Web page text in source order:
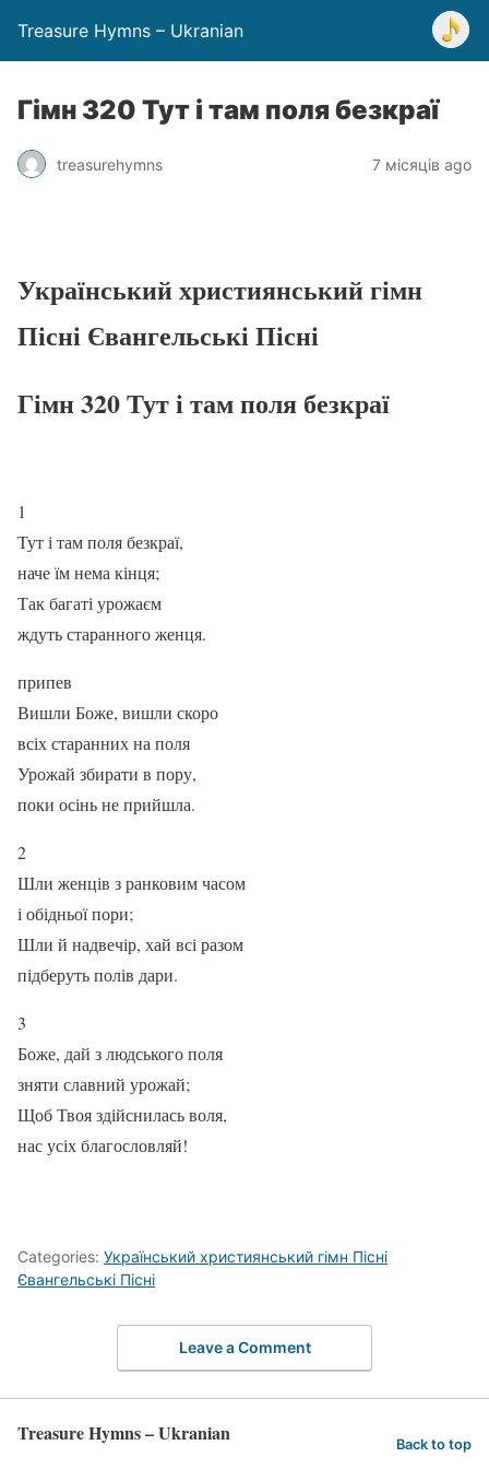
Treasure Hymns – Ukranian
Гімн 320 Тут і там поля безкраї
treasurehymns 7 місяців ago
Український християнський гімн
Пісні Євангельські Пісні
Гімн 320 Тут і там поля безкраї
1
Тут і там поля безкраї,
наче їм нема кінця;
Так багаті урожаєм
ждуть старанного женця.
припев
Вишли Боже, вишли скоро
всіх старанних на поля
Урожай збирати в пору,
поки осінь не прийшла.
2
Шли женців з ранковим часом
і обідньої пори;
Шли й надвечір, хай всі разом
підберуть полів дари.
3
Боже, дай з людського поля
зняти славний урожай;
Щоб Твоя здійснилась воля,
нас усіх благословляй!
Categories: Український християнський гімн Пісні
Євангельські Пісні
Leave a Comment
Treasure Hymns – Ukranian Back to top